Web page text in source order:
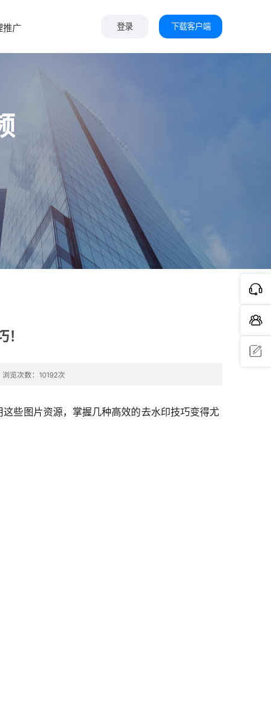
推广 登录 下载客户端
浏览次数：10192次
些图片资源，掌握几种高效的去水印技巧变得尤